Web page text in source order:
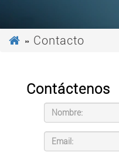
» Contacto
Contáctenos